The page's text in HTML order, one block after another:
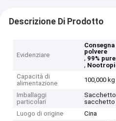
Descrizione Di Prodotto
Evidenziare
polvere
, 99%
,
Capacità di
alimentazione
100,000
Imballaggi
particolari
sacchetto
Luogo di origine
Cina